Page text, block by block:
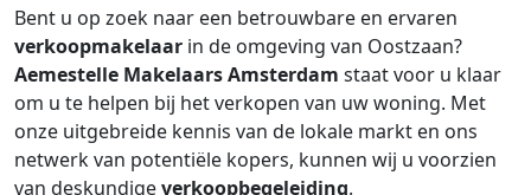
Bent u op zoek naar een betrouwbare en ervaren
verkoopmakelaar in de omgeving van Oostzaan?
Aemestelle Makelaars Amsterdam staat voor u klaar
om u te helpen bij het verkopen van uw woning. Met
onze uitgebreide kennis van de lokale markt en ons
netwerk van potentiële kopers, kunnen wij u voorzien
van deskundigeverkoopbegeleiding.